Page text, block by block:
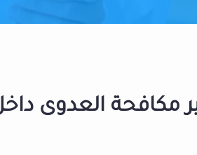
مكافحة العدوى